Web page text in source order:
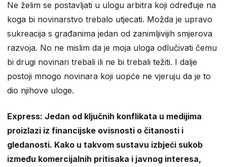
Ne želim se postavljati u ulogu arbitra koji određuje na
koga bi novinarstvo trebalo utjecati. Možda je upravo
sukreacija s građanima jedan od zanimljivijih smjerova
razvoja. No ne mislim da je moja uloga odlučivati čemu
bi drugi novinari trebali ili ne bi trebali težiti. I dalje
postoji mnogo novinara koji uopće ne vjeruju da je to
dio njihove uloge.
Express: Jedan od ključnih konflikata u medijima
proizlazi iz financijske ovisnosti o čitanosti i
gledanosti. Kako u takvom sustavu izbjeći sukob
između komercijalnih pritisaka i javnog interesa,